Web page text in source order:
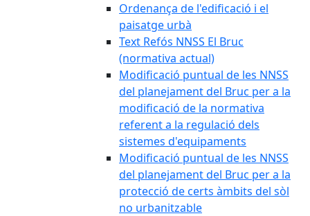
Ordenança de l'edificació i el
paisatge urbà
Text Refós NNSS El Bruc
(normativa actual)
Modificació puntual de les NNSS
del planejament del Bruc per a la
modificació de la normativa
referent a la regulació dels
sistemes d'equipaments
Modificació puntual de les NNSS
del planejament del Bruc per a la
protecció de certs àmbits del sòl
no urbanitzable